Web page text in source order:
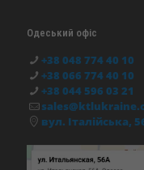
Одеський офіс
+38 048 774 40 10
+38 066 774 40 10
+38 044 596 03 21
вул. Італійська,